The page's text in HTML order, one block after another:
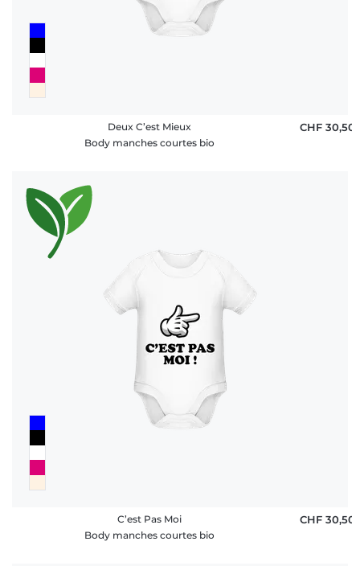
Deux C’est Mieux
Body manches courtes bio
CHF 30,50
C’est Pas Moi
Body manches courtes bio
CHF 30,50